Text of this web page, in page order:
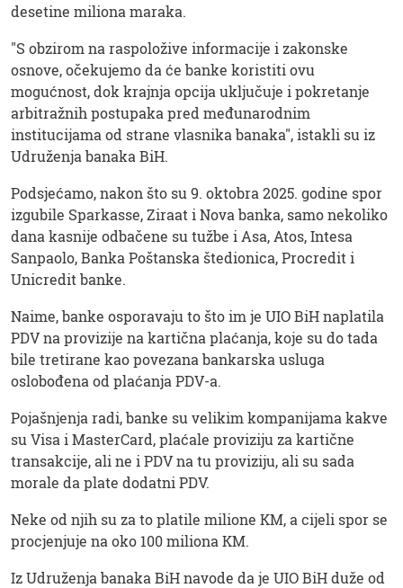
desetine miliona maraka.
"S obzirom na raspoložive informacije i zakonske
osnove, očekujemo da će banke koristiti ovu
mogućnost, dok krajnja opcija uključuje i pokretanje
arbitražnih postupaka pred međunarodnim
institucijama od strane vlasnika banaka", istakli su iz
Udruženja banaka BiH.
Podsjećamo, nakon što su 9. oktobra 2025. godine spor
izgubile Sparkasse, Ziraat i Nova banka, samo nekoliko
dana kasnije odbačene su tužbe i Asa, Atos, Intesa
Sanpaolo, Banka Poštanska štedionica, Procredit i
Unicredit banke.
Naime, banke osporavaju to što im je UIO BiH naplatila
PDV na provizije na kartična plaćanja, koje su do tada
bile tretirane kao povezana bankarska usluga
oslobođena od plaćanja PDV-a.
Pojašnjenja radi, banke su velikim kompanijama kakve
su Visa i MasterCard, plaćale proviziju za kartične
transakcije, ali ne i PDV na tu proviziju, ali su sada
morale da plate dodatni PDV.
Neke od njih su za to platile milione KM, a cijeli spor se
procjenjuje na oko 100 miliona KM.
Iz Udruženja banaka BiH navode da je UIO BiH duže od